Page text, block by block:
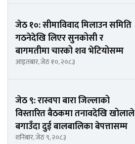
जेठ १०: सीमाविवाद मिलाउन समिति
गठनेदेखि लिएर सुनकोसी र
बागमतीमा चारको शव भेटियोसम्म
आइतबार, जेठ १०, २०८३
जेठ ९: रास्वपा बारा जिल्लाको
विस्तारित बैठकमा तनावदेखि खोलाले
बगाउँदा दुई बालबालिका बेपत्तासम्म
शनिबार, जेठ ९, २०८३